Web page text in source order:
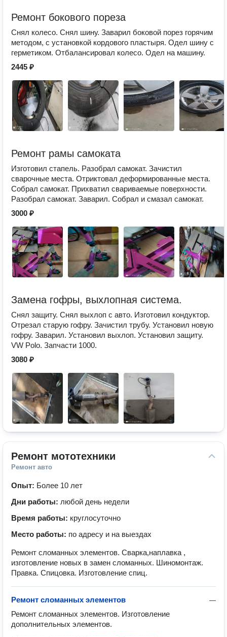
Ремонт бокового пореза
Снял колесо. Снял шину. Заварил боковой порез горячим
методом, с установкой кордового пластыря. Одел шину с
герметиком. Отбалансировал колесо. Одел на машину.
2445 ₽
Ремонт рамы самоката
Изготовил стапель. Разобрал самокат. Зачистил
сварочные места. Отриктовал деформированные места.
Собрал самокат. Прихватил свариваемые поверхности.
Разобрал самокат. Заварил. Собрал и смазал самокат.
3000 ₽
Замена гофры, выхлопная система.
Снял защиту. Снял выхлоп с авто. Изготовил кондуктор.
Отрезал старую гофру. Зачистил трубу. Установил новую
гофру. Заварил. Установил выхлоп. Установил защиту.
VW Polo. Запчасти 1000.
3080 ₽
Ремонт мототехники
Ремонт авто
Опыт: Более 10 лет
Дни работы: любой день недели
Время работы: круглосуточно
Место работы: по адресу и на выездах
Ремонт сломанных элементов. Сварка,наплавка ,
изготовление новых в замен сломанных. Шиномонтаж.
Правка. Спицовка. Изготовление спиц.
—
Ремонт сломанных элементов
Ремонт сломанных элементов. Изготовление
дополнительных элементов.